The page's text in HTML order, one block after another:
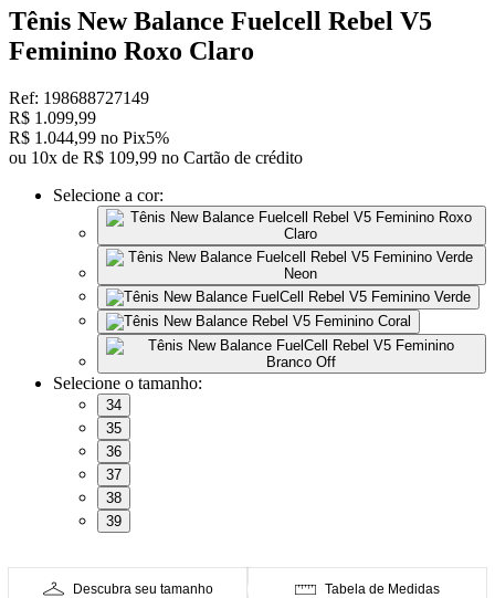
Tênis New Balance Fuelcell Rebel V5
Feminino Roxo Claro
Ref: 198688727149
R$ 1.099,99
R$ 1.044,99 no Pix5%
ou 10x de R$ 109,99 no Cartão de crédito
Selecione a cor:
Selecione o tamanho:
34
35
36
37
38
39
Descubra seu tamanho Tabela de Medidas